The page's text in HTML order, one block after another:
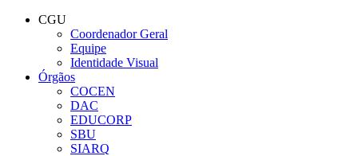
Conteúdo principal
CGU
Coordenador Geral
Equipe
Identidade Visual
Órgãos
COCEN
DAC
EDUCORP
SBU
SIARQ